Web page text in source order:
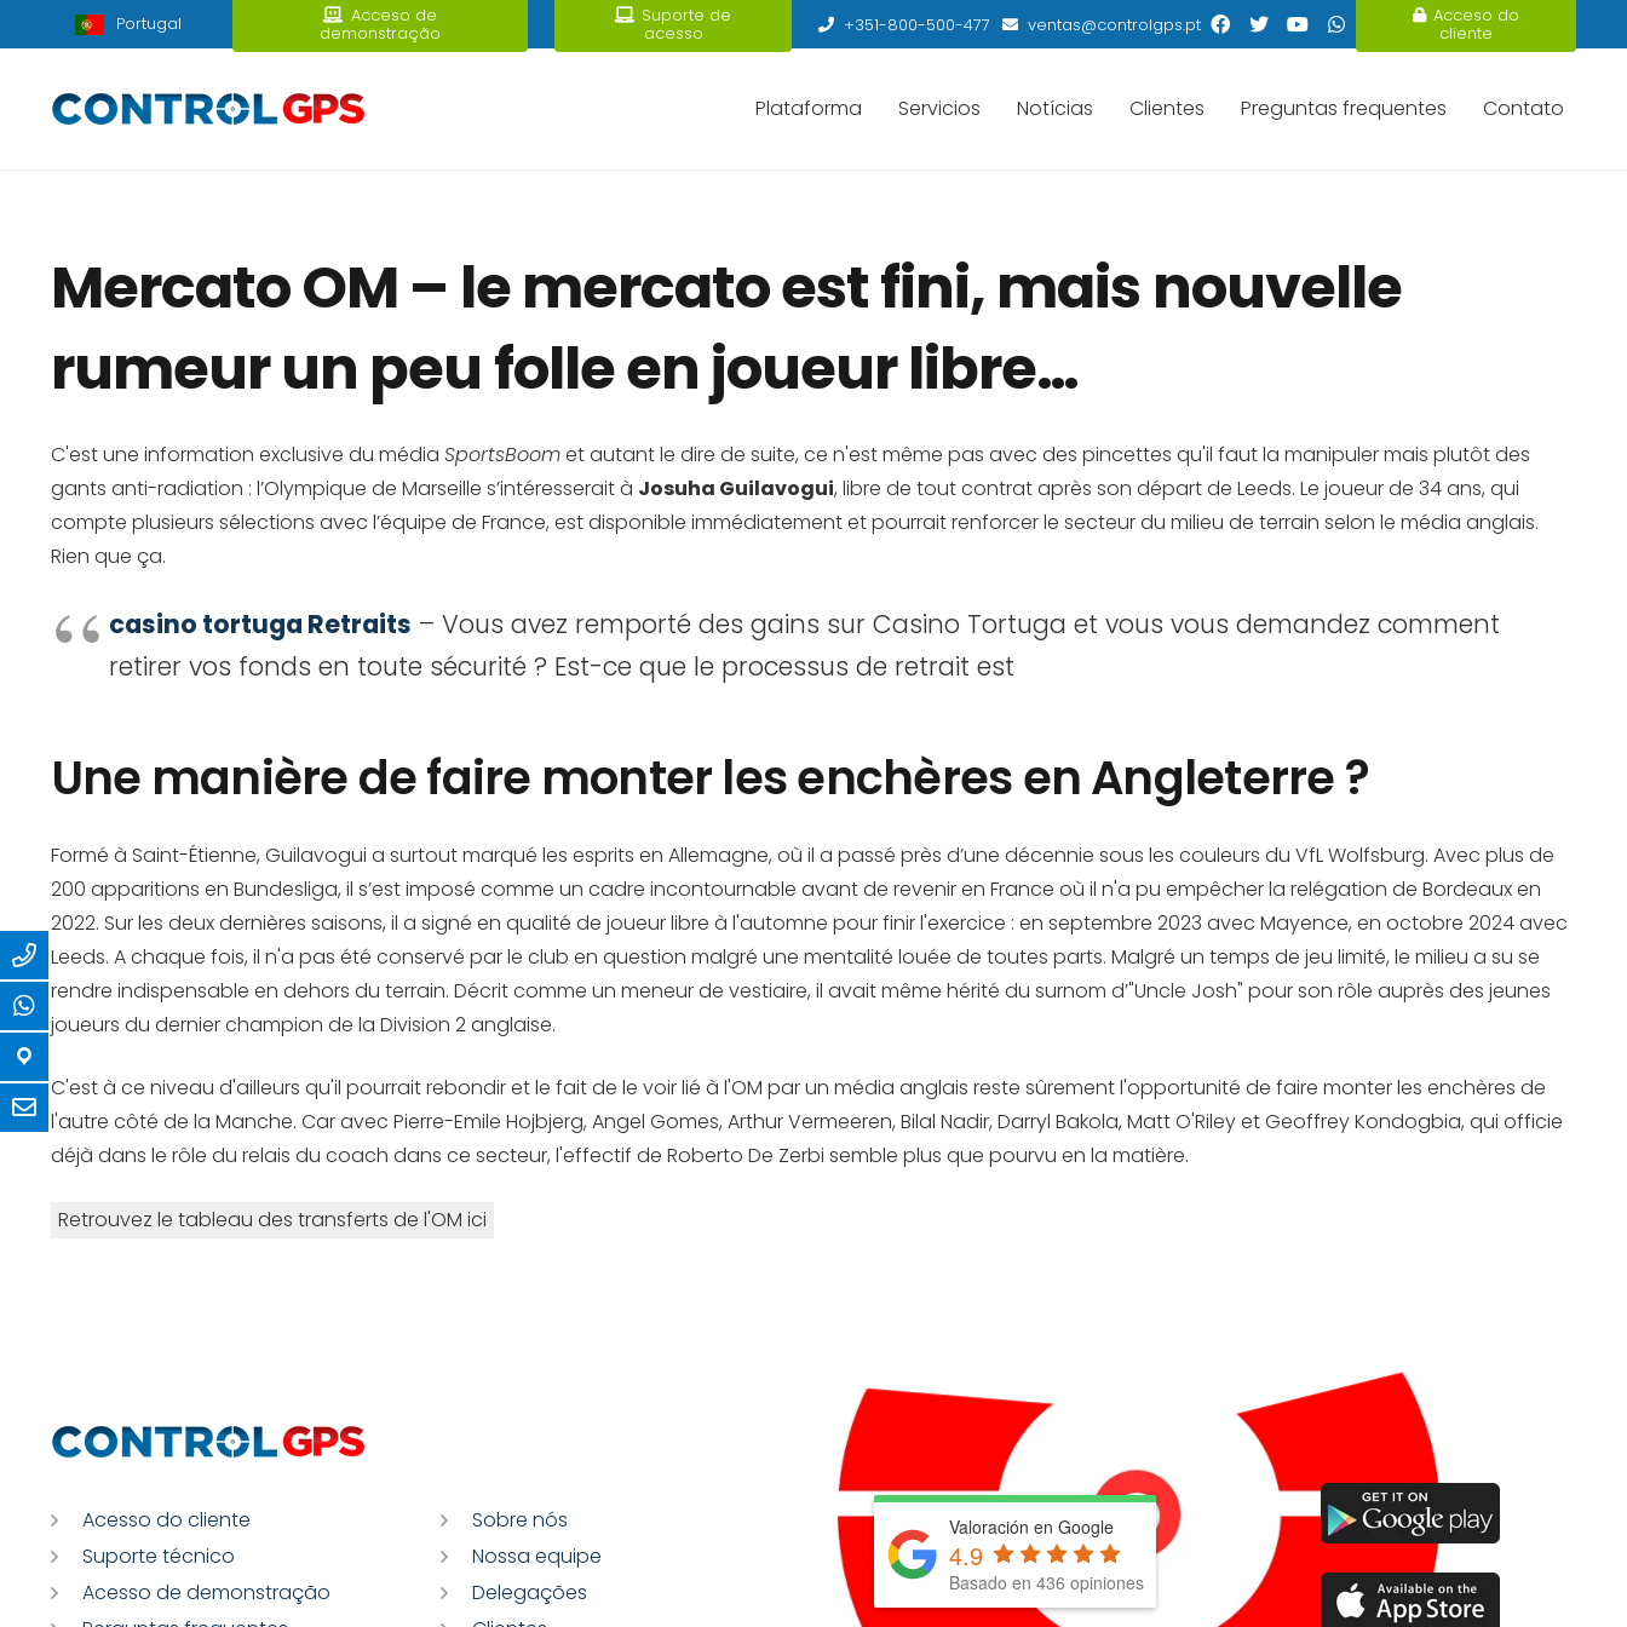
Portugal Acceso de
demonstração
Suporte de
acesso +351-800-500-477 ventas@controlgps.pt Acceso do
cliente
Plataforma Servicios Notícias Clientes Preguntas frequentes Contato
Mercato OM – le mercato est fini, mais nouvelle
rumeur un peu folle en joueur libre…
C'est une information exclusive du média SportsBoomet autant le dire de suite, ce n'est même pas avec des pincettes qu'il faut la manipuler mais plutôt des
gants anti-radiation : l’Olympique de Marseille s’intéresserait à Josuha Guilavogui, libre de tout contrat après son départ de Leeds. Le joueur de 34 ans, qui
compte plusieurs sélections avec l’équipe de France, est disponible immédiatement et pourrait renforcer le secteur du milieu de terrain selon le média anglais.
Rien que ça.
casino tortuga Retraits – Vous avez remporté des gains sur Casino Tortuga et vous vous demandez comment
retirer vos fonds en toute sécurité ? Est-ce que le processus de retrait est
Une manière de faire monter les enchères en Angleterre ?
Formé à Saint-Étienne, Guilavogui a surtout marqué les esprits en Allemagne, où il a passé près d’une décennie sous les couleurs du VfL Wolfsburg. Avec plus de
200 apparitions en Bundesliga, il s’est imposé comme un cadre incontournable avant de revenir en France où il n'a pu empêcher la relégation de Bordeaux en
2022. Sur les deux dernières saisons, il a signé en qualité de joueur libre à l'automne pour finir l'exercice : en septembre 2023 avec Mayence, en octobre 2024 avec
Leeds. A chaque fois, il n'a pas été conservé par le club en question malgré une mentalité louée de toutes parts. Malgré un temps de jeu limité, le milieu a su se
rendre indispensable en dehors du terrain. Décrit comme un meneur de vestiaire, il avait même hérité du surnom d’"Uncle Josh" pour son rôle auprès des jeunes
joueurs du dernier champion de la Division 2 anglaise.
C'est à ce niveau d'ailleurs qu'il pourrait rebondir et le fait de le voir lié à l'OM par un média anglais reste sûrement l'opportunité de faire monter les enchères de
l'autre côté de la Manche. Car avec Pierre-Emile Hojbjerg, Angel Gomes, Arthur Vermeeren, Bilal Nadir, Darryl Bakola, Matt O'Riley et Geoffrey Kondogbia, qui officie
déjà dans le rôle du relais du coach dans ce secteur, l'effectif de Roberto De Zerbi semble plus que pourvu en la matière.
Retrouvez le tableau des transferts de l'OM ici
Acesso do cliente
Suporte técnico
Acesso de demonstração
Sobre nós
Nossa equipe
Delegações
Valoración en Google
4.9
Basado en 436 opiniones